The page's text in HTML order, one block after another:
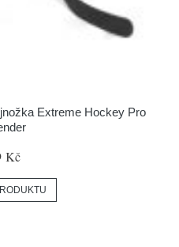
Extreme Hockey Pro
Kč